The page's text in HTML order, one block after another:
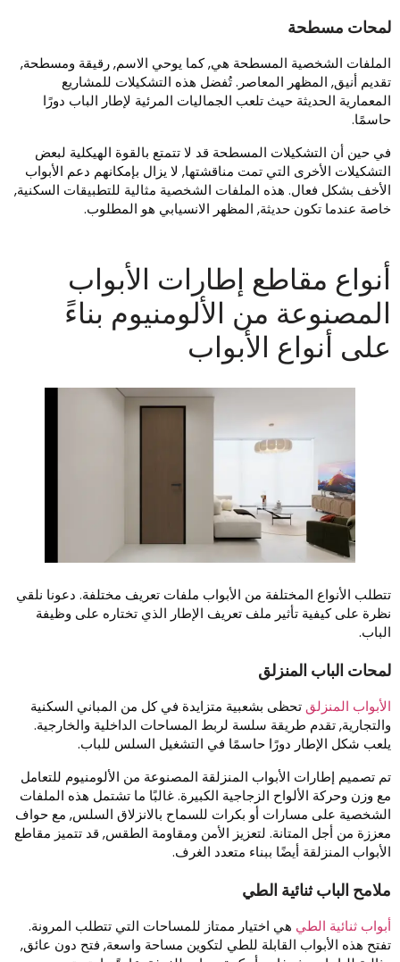
مسطحة
الشخصية المسطحة هي, كما يوحي الاسم, رقيقة ومسطحة,
أنيق, المظهر المعاصر. تُفضل هذه التشكيلات للمشاريع
الحديثة حيث تلعب الجماليات المرئية لإطار الباب دورًا
حين أن التشكيلات المسطحة قد لا تتمتع بالقوة الهيكلية لبعض
الأخرى التي تمت مناقشتها, لا يزال بإمكانهم دعم الأبواب
بشكل فعال. هذه الملفات الشخصية مثالية للتطبيقات السكنية,
عندما تكون حديثة, المظهر الانسيابي هو المطلوب.
مقاطع إطارات الأبواب
من الألومنيوم بناءً
أنواع الأبواب
الأنواع المختلفة من الأبواب ملفات تعريف مختلفة. دعونا نلقي
على كيفية تأثير ملف تعريف الإطار الذي تختاره على وظيفة
الباب المنزلق
المنزلقتحظى بشعبية متزايدة في كل من المباني السكنية
تقدم طريقة سلسة لربط المساحات الداخلية والخارجية.
شكل الإطار دورًا حاسمًا في التشغيل السلس للباب.
تصميم إطارات الأبواب المنزلقة المصنوعة من الألومنيوم للتعامل
وزن وحركة الألواح الزجاجية الكبيرة. غالبًا ما تشتمل هذه الملفات
على مسارات أو بكرات للسماح بالانزلاق السلس, مع حواف
من أجل المتانة. لتعزيز الأمن ومقاومة الطقس, قد تتميز مقاطع
المنزلقة أيضًا ببناء متعدد الغرف.
الباب ثنائية الطي
ثنائية الطيهي اختيار ممتاز للمساحات التي تتطلب المرونة.
هذه الأبواب القابلة للطي لتكوين مساحة واسعة, فتح دون عائق,